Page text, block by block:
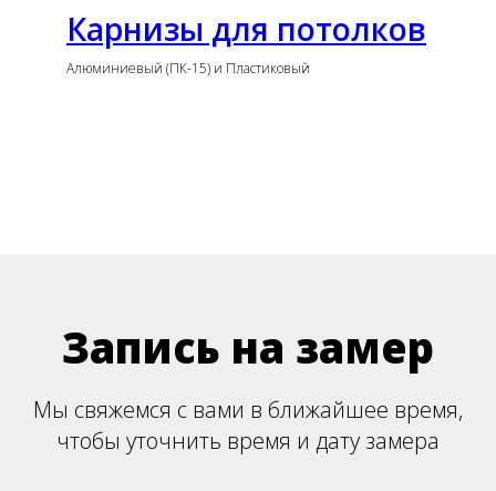
Карнизы для потолков
Алюминиевый (ПК-15) и Пластиковый
Запись на замер
Мы свяжемся с вами в ближайшее время,
чтобы уточнить время и дату замера